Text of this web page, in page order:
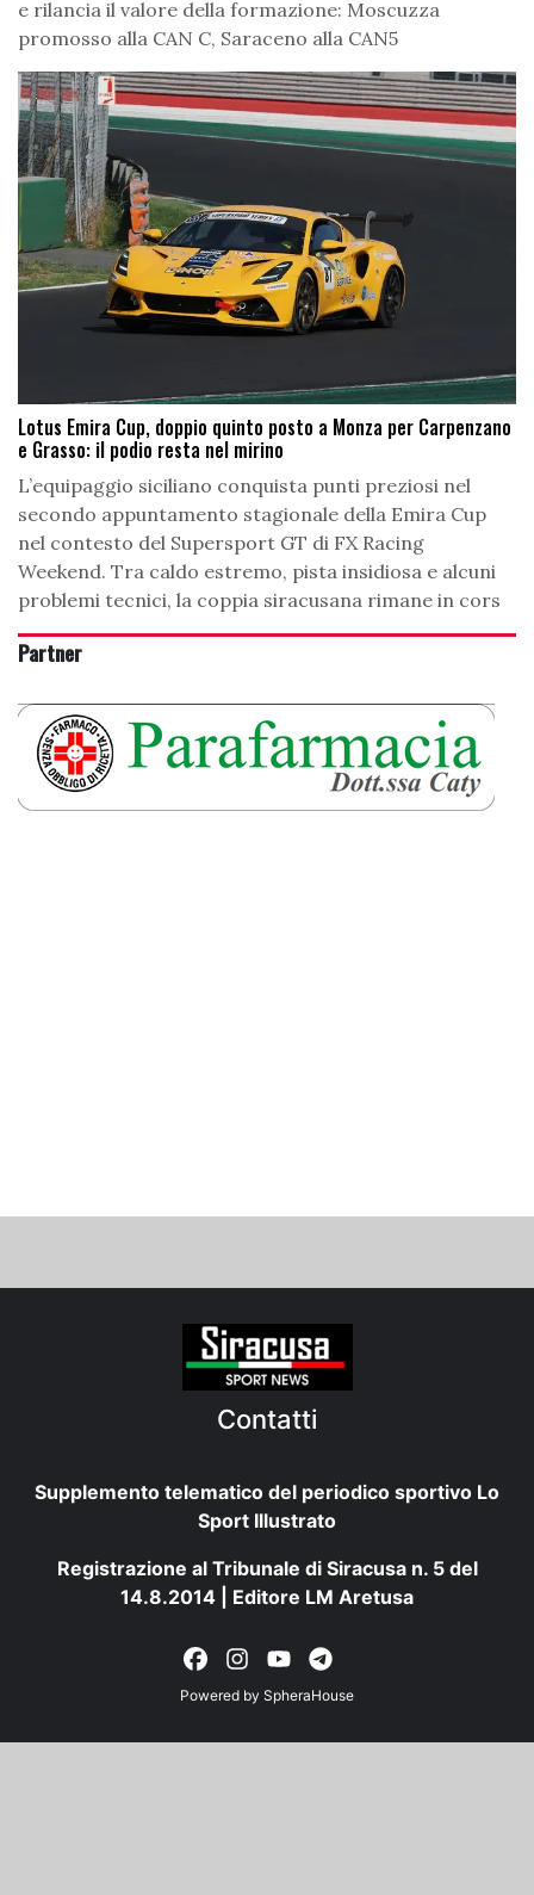
e rilancia il valore della formazione: Moscuzza
promosso alla CAN C, Saraceno alla CAN5
Lotus Emira Cup, doppio quinto posto a Monza per Carpenzano
e Grasso: il podio resta nel mirino
L’equipaggio siciliano conquista punti preziosi nel
secondo appuntamento stagionale della Emira Cup
nel contesto del Supersport GT di FX Racing
Weekend. Tra caldo estremo, pista insidiosa e alcuni
problemi tecnici, la coppia siracusana rimane in cors
Partner
Contatti
Supplemento telematico del periodico sportivo Lo
Sport Illustrato
Registrazione al Tribunale di Siracusa n. 5 del
14.8.2014 | Editore LM Aretusa
Powered by SpheraHouse